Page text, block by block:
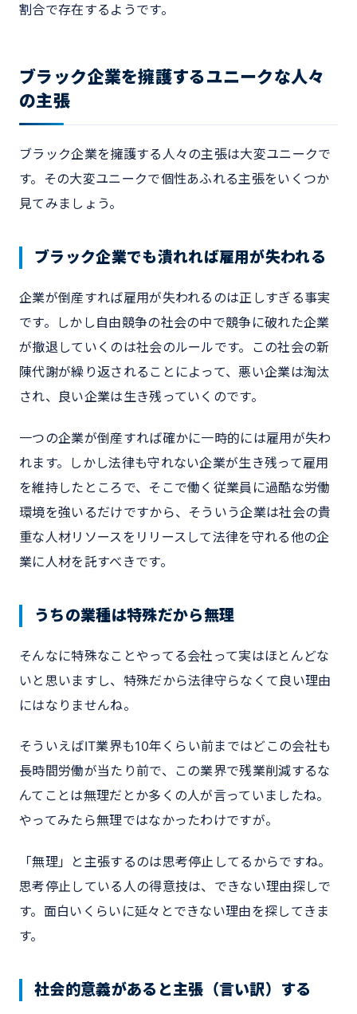
割合で存在するようです。
ブラック企業を擁護するユニークな人々
の主張
ブラック企業を擁護する人々の主張は大変ユニークで
す。その大変ユニークで個性あふれる主張をいくつか
見てみましょう。
ブラック企業でも潰れれば雇用が失われる
企業が倒産すれば雇用が失われるのは正しすぎる事実
です。しかし自由競争の社会の中で競争に破れた企業
が撤退していくのは社会のルールです。この社会の新
陳代謝が繰り返されることによって、悪い企業は淘汰
され、良い企業は生き残っていくのです。
一つの企業が倒産すれば確かに一時的には雇用が失わ
れます。しかし法律も守れない企業が生き残って雇用
を維持したところで、そこで働く従業員に過酷な労働
環境を強いるだけですから、そういう企業は社会の貴
重な人材リソースをリリースして法律を守れる他の企
業に人材を託すべきです。
うちの業種は特殊だから無理
そんなに特殊なことやってる会社って実はほとんどな
いと思いますし、特殊だから法律守らなくて良い理由
にはなりませんね。
そういえばIT業界も10年くらい前まではどこの会社も
長時間労働が当たり前で、この業界で残業削減するな
んてことは無理だとか多くの人が言っていましたね。
やってみたら無理ではなかったわけですが。
「無理」と主張するのは思考停止してるからですね。
思考停止している人の得意技は、できない理由探しで
す。面白いくらいに延々とできない理由を探してきま
す。
社会的意義があると主張（言い訳）する